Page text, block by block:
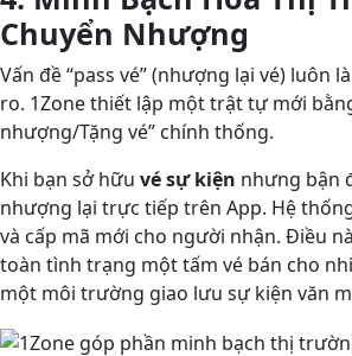
Chuyển Nhượng
Vấn đề “pass vé” (nhượng lại vé) luôn
ro. 1Zone thiết lập một trật tự mới
nhượng/Tặng vé” chính thống.
Khi bạn sở hữu vé sự kiện nhưng bận
nhượng lại trực tiếp trên App. Hệ
và cấp mã mới cho người nhận. Điều
toàn tình trạng một tấm vé bán cho
một môi trường giao lưu sự kiện văn